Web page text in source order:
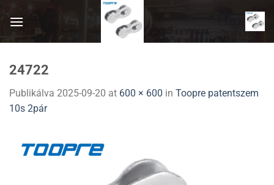
24722
Publikálva 2025-09-20 at 600 × 600 in Toopre patentszem
10s 2pár